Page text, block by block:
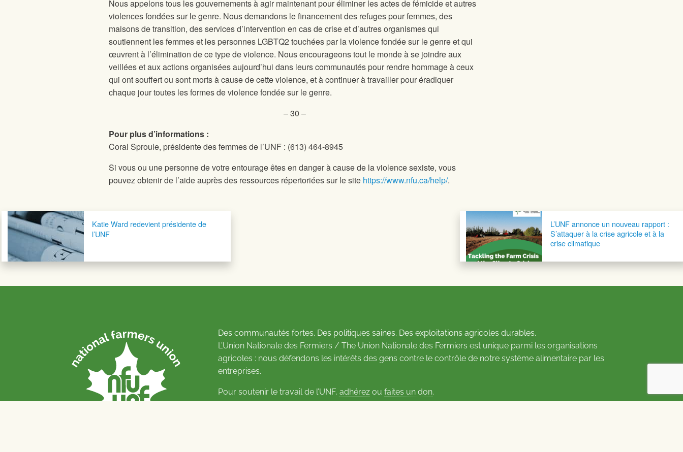
Nous appelons tous les gouvernements à agir maintenant pour éliminer les actes de fémicide et autres
violences fondées sur le genre. Nous demandons le financement des refuges pour femmes, des
maisons de transition, des services d’intervention en cas de crise et d’autres organismes qui
soutiennent les femmes et les personnes LGBTQ2 touchées par la violence fondée sur le genre et qui
œuvrent à l’élimination de ce type de violence. Nous encourageons tout le monde à se joindre aux
veillées et aux actions organisées aujourd’hui dans leurs communautés pour rendre hommage à ceux
qui ont souffert ou sont morts à cause de cette violence, et à continuer à travailler pour éradiquer
chaque jour toutes les formes de violence fondée sur le genre.
– 30 –
Pour plus d’informations :
Coral Sproule, présidente des femmes de l’UNF : (613) 464-8945
Si vous ou une personne de votre entourage êtes en danger à cause de la violence sexiste, vous
pouvez obtenir de l’aide auprès des ressources répertoriées sur le site https://www.nfu.ca/help/.
Navigation postaleKatie Ward redevient présidente de
l’UNF
L’UNF annonce un nouveau rapport :
S’attaquer à la crise agricole et à la
crise climatique
Des communautés fortes. Des politiques saines. Des exploitations agricoles durables.
L’Union Nationale des Fermiers / The Union Nationale des Fermiers est unique parmi les organisations
agricoles : nous défendons les intérêts des gens contre le contrôle de notre système alimentaire par les
entreprises.
Pour soutenir le travail de l’UNF, adhérez ou faites un don.